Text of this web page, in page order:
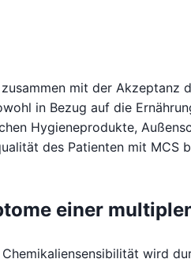
mit der Akzeptanz
in Bezug auf die
Hygieneprodukte,
des Patienten mit MCS
einer
wird